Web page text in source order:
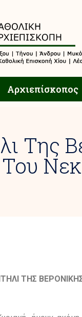
Αρχιεπίσκοπος
Της
ΤΗΣ